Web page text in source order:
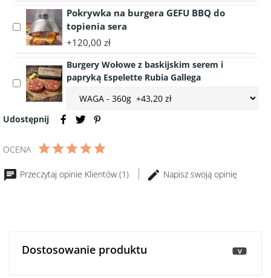
80g
Premium
do
Steków
Burgerów
370g
Select
accessory
na
burgera
GEFU
BBQ
do
Pokrywka na burgera GEFU BBQ do
topienia sera
+120,00 zł
Select
accessory
Wołowe
baskijskim
i
Burgery Wołowe z baskijskim serem i
papryką Espelette Rubia Gallega
accessory
variant
Wołowe
z
baskijskim
serem
Gallega
Udostępnij
OCENA
Przeczytaj opinie Klientów (1) Napisz swoją opinię
Dostosowanie produktu >